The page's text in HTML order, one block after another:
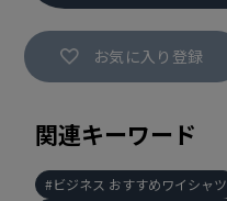
お気に入り登録
関連キーワード
ビジネス おすすめワイシャツ